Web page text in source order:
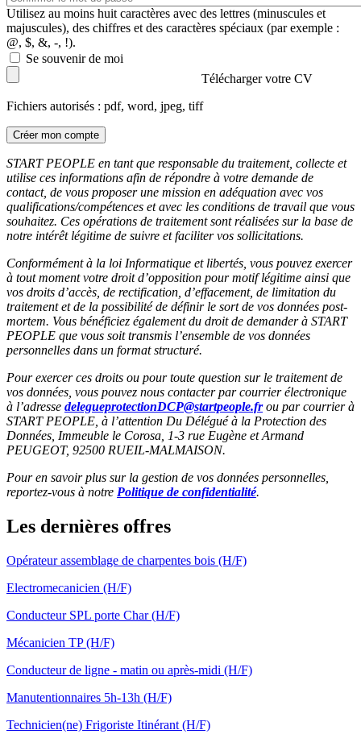
Utilisez au moins huit caractères avec des lettres (minuscules et
majuscules), des chiffres et des caractères spéciaux (par exemple :
@, $, &, -, !).
Se souvenir de moi
Télécharger votre CV
Fichiers autorisés : pdf, word, jpeg, tiff
Créer mon compte
START PEOPLE en tant que responsable du traitement, collecte et
utilise ces informations afin de répondre à votre demande de
contact, de vous proposer une mission en adéquation avec vos
qualifications/compétences et avec les conditions de travail que vous
souhaitez. Ces opérations de traitement sont réalisées sur la base de
notre intérêt légitime de suivre et faciliter vos sollicitations.
Conformément à la loi Informatique et libertés, vous pouvez exercer
à tout moment votre droit d’opposition pour motif légitime ainsi que
vos droits d’accès, de rectification, d’effacement, de limitation du
traitement et de la possibilité de définir le sort de vos données post-
mortem. Vous bénéficiez également du droit de demander à START
PEOPLE que vous soit transmis l’ensemble de vos données
personnelles dans un format structuré.
Pour exercer ces droits ou pour toute question sur le traitement de
vos données, vous pouvez nous contacter par courrier électronique
à l’adresse delegueprotectionDCP@startpeople.fr ou par courrier à
START PEOPLE, à l’attention Du Délégué à la Protection des
Données, Immeuble le Corosa, 1-3 rue Eugène et Armand
PEUGEOT, 92500 RUEIL-MALMAISON.
Pour en savoir plus sur la gestion de vos données personnelles,
reportez-vous à notre Politique de confidentialité.
Les dernières offres
Opérateur assemblage de charpentes bois (H/F)
Electromecanicien (H/F)
Conducteur SPL porte Char (H/F)
Mécanicien TP (H/F)
Conducteur de ligne - matin ou après-midi (H/F)
Manutentionnaires 5h-13h (H/F)
Technicien(ne) Frigoriste Itinérant (H/F)